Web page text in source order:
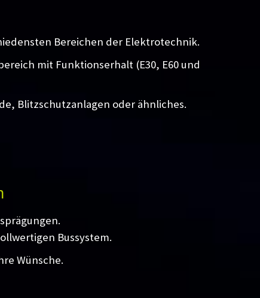
Bereichen der Elektrotechnik.
mit Funktionserhalt (E30, E60 und
Blitzschutzanlagen oder ähnliches.
Bussystem.
Wünsche.